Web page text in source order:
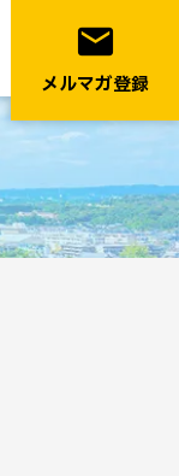
email
メルマガ登録